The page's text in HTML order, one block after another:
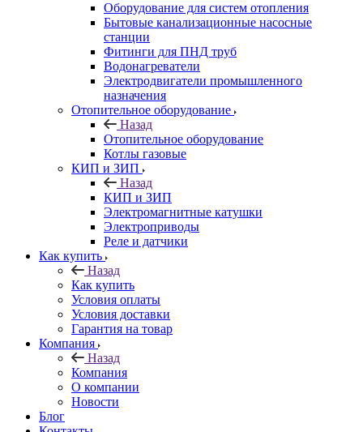
Оборудование для систем отопления
Бытовые канализационные насосные
станции
Фитинги для ПНД труб
Водонагреватели
Электродвигатели промышленного
назначения
Отопительное оборудование
Назад
Отопительное оборудование
Котлы газовые
КИП и ЗИП
Назад
КИП и ЗИП
Электромагнитные катушки
Электроприводы
Реле и датчики
Как купить
Назад
Как купить
Условия оплаты
Условия доставки
Гарантия на товар
Компания
Назад
Компания
О компании
Новости
Блог